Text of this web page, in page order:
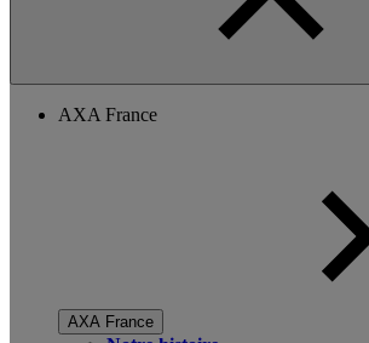
AXA France
AXA France